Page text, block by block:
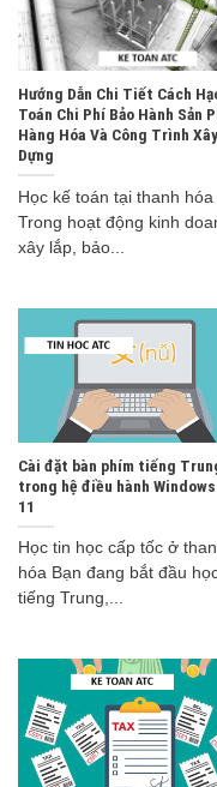
Hướng Dẫn Chi Tiết Cách
Toán Chi Phí Bảo Hành Sản
Hàng Hóa Và Công Trình Xây
Dựng
Học kế toán tại thanh hóa
Trong hoạt động kinh
xây lắp, bảo...
Cài đặt bàn phím tiếng
trong hệ điều hành
11
Học tin học cấp tốc ở
hóa Bạn đang bắt đầu
tiếng Trung,...